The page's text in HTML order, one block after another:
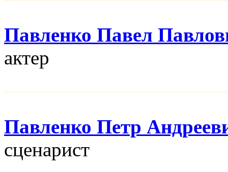
Павленко Павел
актер
Павленко Петр
сценарист